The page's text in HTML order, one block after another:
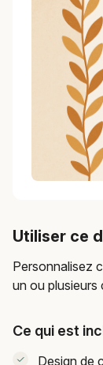
Utiliser ce
Personnalisez
un ou plusieurs
Ce qui est
Design de